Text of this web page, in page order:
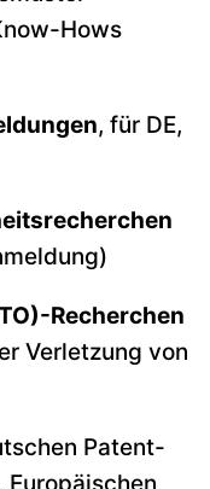
Hows
, für DE,
Recherchen
Verletzung von
Patent-